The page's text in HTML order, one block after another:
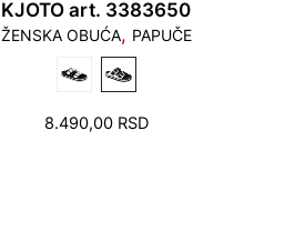
KJOTO art. 3383650
ŽENSKA OBUĆA, PAPUČE
8.490,00 RSD